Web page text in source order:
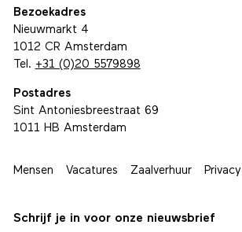
Bezoekadres
Nieuwmarkt 4
1012 CR Amsterdam
Tel. +31 (0)20 5579898
Postadres
Sint Antoniesbreestraat 69
1011 HB Amsterdam
Mensen Vacatures Zaalverhuur Privacy
Schrijf je in voor onze nieuwsbrief